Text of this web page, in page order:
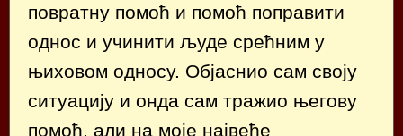
повратну помоћ и помоћ поправити
однос и учинити људе срећним у
њиховом односу. Објаснио сам своју
ситуацију и онда сам тражио његову
помоћ, али на моје највеће